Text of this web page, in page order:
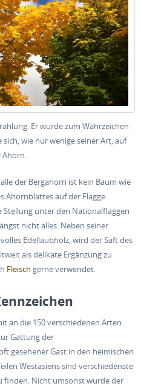
Er wurde zum Wahrzeichen
wie nur wenige seiner Art, auf
Ahorn.
der Bergahorn ist kein Baum wie
Ahornblattes auf der Flagge
Stellung unter den Nationalflaggen
nicht alles. Neben seiner
Edellaubholz, wird der Saft des
als delikate Ergänzung zu
Fleisch gerne verwendet.
an die 150 verschiedenen Arten
Gattung der
gesehener Gast in den heimischen
Westasiens sind verschiedenste
finden. Nicht umsonst wurde der